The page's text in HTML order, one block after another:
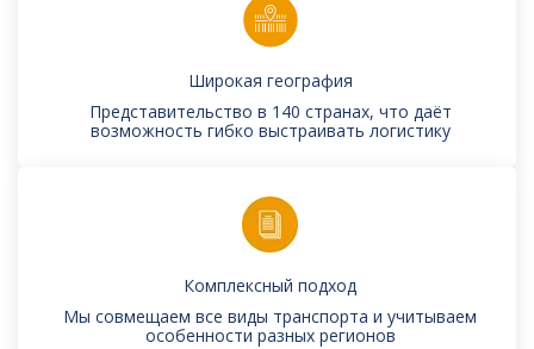
Широкая география
Представительство в 140 странах, что даёт
возможность гибко выстраивать логистику
Комплексный подход
Мы совмещаем все виды транспорта и учитываем
особенности разных регионов